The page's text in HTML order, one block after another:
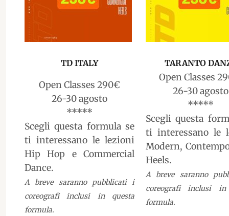
TD ITALY
Open Classes 290€
26-30 agosto
*****
Scegli questa formula se
ti interessano le lezioni
Hip Hop e Commercial
Dance.
A breve saranno pubblicati i
coreografi inclusi in questa
formula.
TARANTO
Open Classes
26-30 agosto
*****
Scegli questa
ti interessano le
Modern,
Heels.
A breve saranno
coreografi inclusi in
formula.